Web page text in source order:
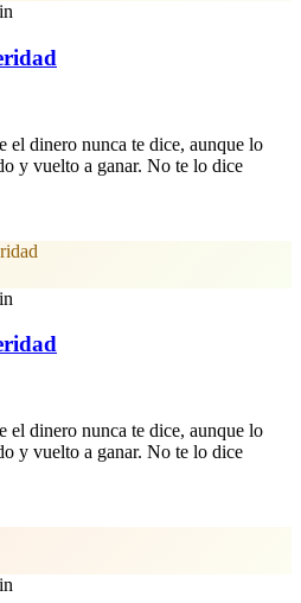
dinero nunca te dice, aunque lo
y vuelto a ganar. No te lo dice
dinero nunca te dice, aunque lo
y vuelto a ganar. No te lo dice